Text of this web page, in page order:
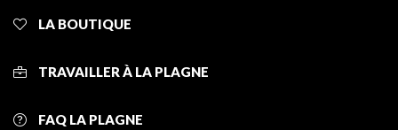
LA BOUTIQUE
TRAVAILLER À LA PLAGNE
FAQ LA PLAGNE